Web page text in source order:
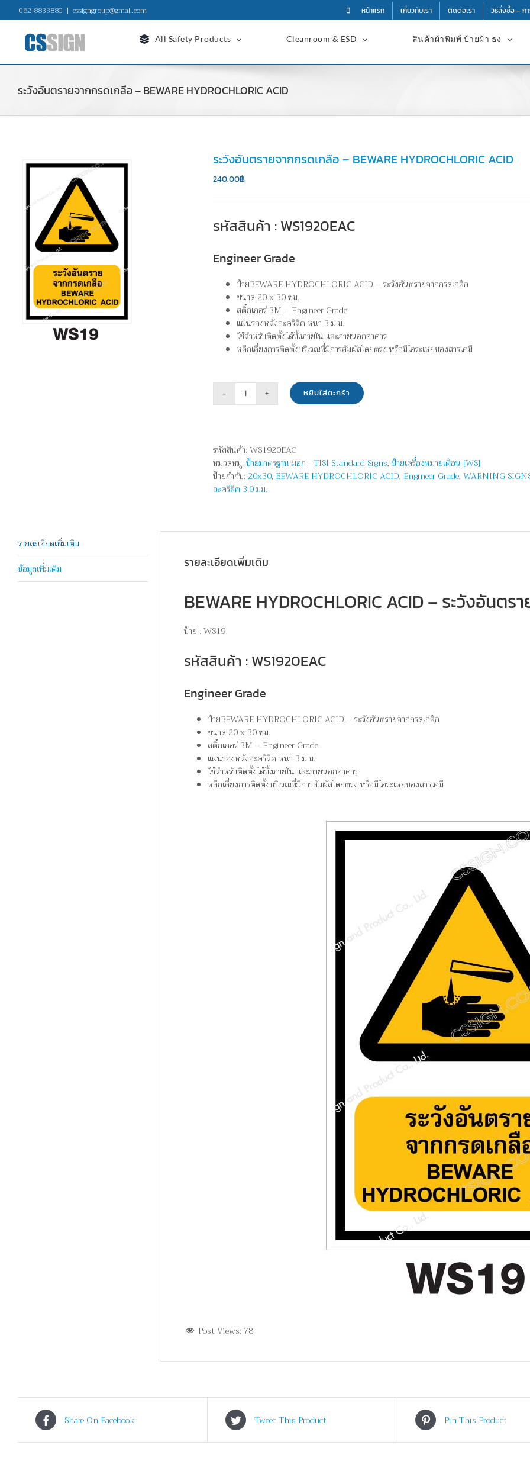
to
content
062-8833880 | cssigngroup@gmail.com หน้าแรก เกี่ยวกับเรา ติดต่อเรา วิธีสั่งซื้อ – กา
All Safety Products Cleanroom & ESD สินค้าผ้าพิมพ์ ป้ายผ้า ธง
ระวังอันตรายจากกรดเกลือ – BEWARE HYDROCHLORIC ACID
ระวังอันตรายจากกรดเกลือ – BEWARE HYDROCHLORIC ACID
240.00฿
รหัสสินค้า : WS1920EAC
Engineer Grade
ป้ายBEWARE HYDROCHLORIC ACID – ระวังอันตรายจากกรดเกลือ
ขนาด 20 x 30 ซม.
สติ๊กเกอร์ 3M – Engineer Grade
แผ่นรองหลังอะคริลิค หนา 3 ม.ม.
ใช้สำหรับติดตั้งได้ทั้งภายใน และภายนอกอาคาร
หลีกเลี่ยงการติดตั้งบริเวณที่มีการสัมผัสโดยตรง หรือมีไอระเหยของสารเคมี
จำนวน
กรดเกลือ
-
BEWARE
HYDROCHLORIC
หยิบใส่ตะกร้า
รหัสสินค้า:WS1920EAC
หมวดหมู่:ป้ายมาตรฐาน มอก - TISI Standard Signs, ป้ายเครื่องหมายเตือน [WS]
ป้ายกำกับ:20x30, BEWARE HYDROCHLORIC ACID, Engineer Grade, WARNING
อะคริลิค 3.0 มม.
รายละเอียดเพิ่มเติม
ข้อมูลเพิ่มเติม
รายละเอียดเพิ่มเติม
BEWARE HYDROCHLORIC ACID – ระวังอันตร
ป้าย : WS19
รหัสสินค้า : WS1920EAC
Engineer Grade
ป้ายBEWARE HYDROCHLORIC ACID – ระวังอันตรายจากกรดเกลือ
ขนาด 20 x 30 ซม.
สติ๊กเกอร์ 3M – Engineer Grade
แผ่นรองหลังอะคริลิค หนา 3 ม.ม.
ใช้สำหรับติดตั้งได้ทั้งภายใน และภายนอกอาคาร
หลีกเลี่ยงการติดตั้งบริเวณที่มีการสัมผัสโดยตรง หรือมีไอระเหยของสารเคมี
Post Views: 78
Share On Facebook Tweet This Product Pin This Product